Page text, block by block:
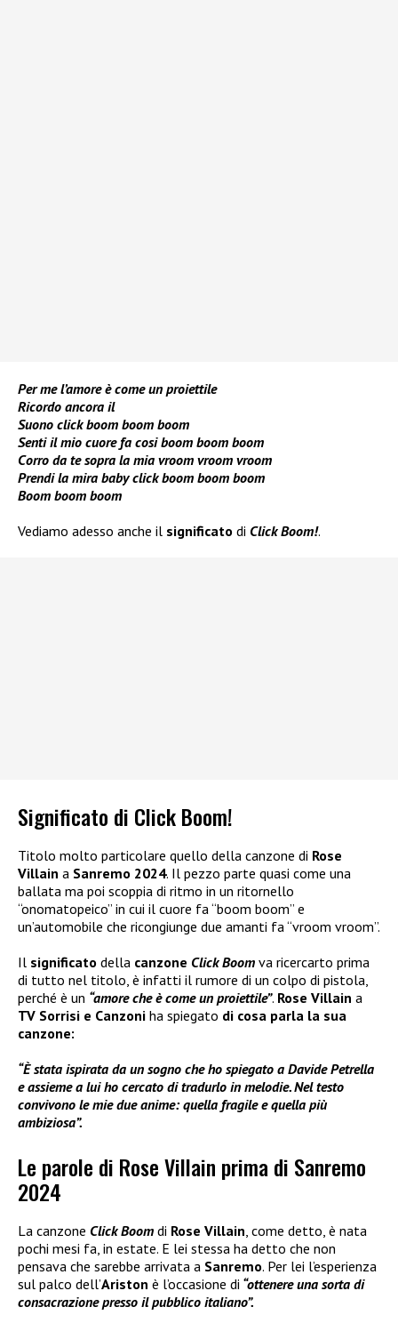
Per me l’amore è come un proiettile
Ricordo ancora il
Suono click boom boom boom
Senti il mio cuore fa cosi boom boom boom
Corro da te sopra la mia vroom vroom vroom
Prendi la mira baby click boom boom boom
Boom boom boom
Vediamo adesso anche il significato di Click Boom!.
Significato di Click Boom!
Titolo molto particolare quello della canzone di Rose
Villain a Sanremo 2024. Il pezzo parte quasi come una
ballata ma poi scoppia di ritmo in un ritornello
“onomatopeico” in cui il cuore fa “boom boom” e
un’automobile che ricongiunge due amanti fa “vroom vroom”.
Il significato della canzone Click Boom va ricercarto prima
di tutto nel titolo, è infatti il rumore di un colpo di pistola,
perché è un “amore che è come un proiettile”. Rose Villain a
TV Sorrisi e Canzoni ha spiegato di cosa parla la sua
canzone:
“È stata ispirata da un sogno che ho spiegato a Davide Petrella
e assieme a lui ho cercato di tradurlo in melodie. Nel testo
convivono le mie due anime: quella fragile e quella più
ambiziosa”.
Le parole di Rose Villain prima di Sanremo
2024
La canzone Click Boom di Rose Villain, come detto, è nata
pochi mesi fa, in estate. E lei stessa ha detto che non
pensava che sarebbe arrivata a Sanremo. Per lei l’esperienza
sul palco dell’Ariston è l’occasione di “ottenere una sorta di
consacrazione presso il pubblico italiano”.